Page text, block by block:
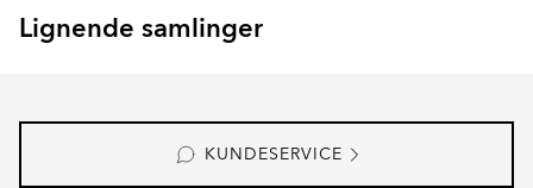
Lignende samlinger
KENSLEY
KUNDESERVICE